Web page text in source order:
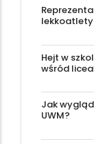
Hejt w
wśród
Jak
UWM?